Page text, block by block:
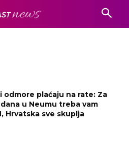
odmore plaćaju na rate: Za
u Neumu treba vam
Hrvatska sve skuplja